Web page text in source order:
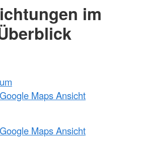
im
Maps Ansicht
Maps Ansicht